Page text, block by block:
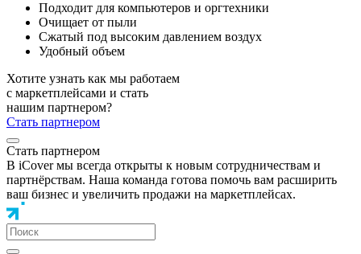
Подходит для компьютеров и оргтехники
Очищает от пыли
Сжатый под высоким давлением воздух
Удобный объем
Хотите узнать как мы работаем
с маркетплейсами и стать
нашим партнером?
Стать партнером
Стать партнером
В iCover мы всегда открыты к новым сотрудничествам и
партнёрствам. Наша команда готова помочь вам расширить
ваш бизнес и увеличить продажи на маркетплейсах.